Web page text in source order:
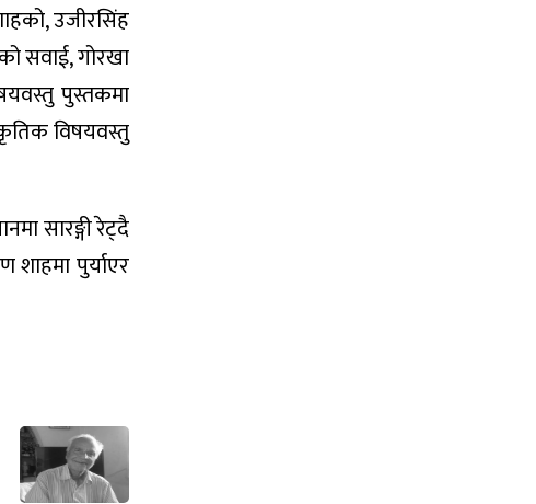
उजीरसिंह
सवाई, गोरखा
पुस्तकमा
विषयवस्तु
सारङ्गी रेट्दै
पुर्याएर